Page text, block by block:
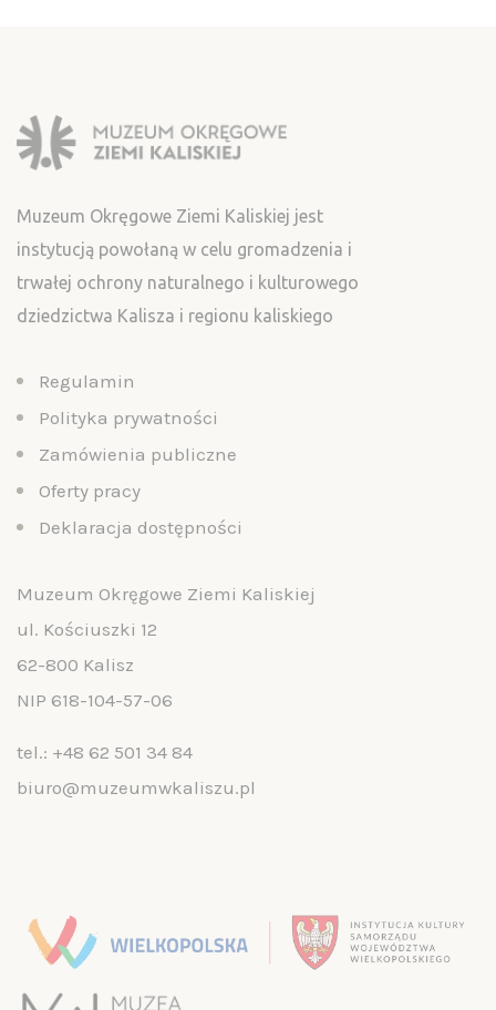
Muzeum Okręgowe Ziemi Kaliskiej jest
instytucją powołaną w celu gromadzenia i
trwałej ochrony naturalnego i kulturowego
dziedzictwa Kalisza i regionu kaliskiego
Regulamin
Polityka prywatności
Zamówienia publiczne
Oferty pracy
Deklaracja dostępności
Muzeum Okręgowe Ziemi Kaliskiej
ul. Kościuszki 12
62-800 Kalisz
NIP 618-104-57-06
tel.: +48 62 501 34 84
biuro@muzeumwkaliszu.pl